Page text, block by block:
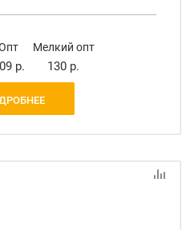
р.
Мелкий опт
130 р.